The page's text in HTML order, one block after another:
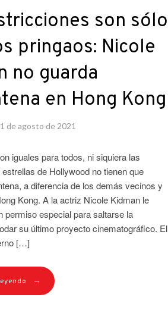
son sólo
pringaos: Nicole
no guarda
en Hong Kong
de agosto de 2021
iguales para todos, ni siquiera las
de Hollywood no tienen que
a diferencia de los demás vecinos y
Kong. A la actriz Nicole Kidman le
permiso especial para saltarse la
su último proyecto cinematográfico. El
[…]
→